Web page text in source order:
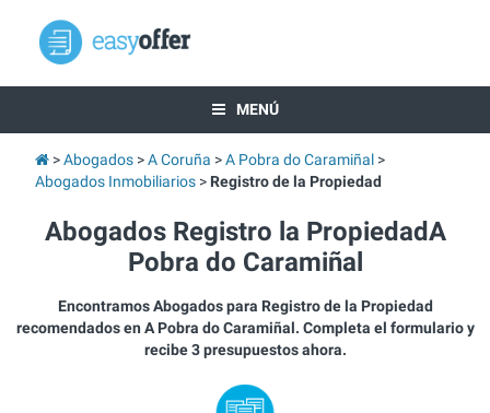
MENÚ
Abogados A Coruña
A Pobra do Caramiñal
Abogados Inmobiliarios
Registro de la Propiedad
Abogados Registro la PropiedadA
Pobra do Caramiñal
Encontramos Abogados para Registro de la Propiedad
recomendados en A Pobra do Caramiñal. Completa el formulario y
recibe 3 presupuestos ahora.